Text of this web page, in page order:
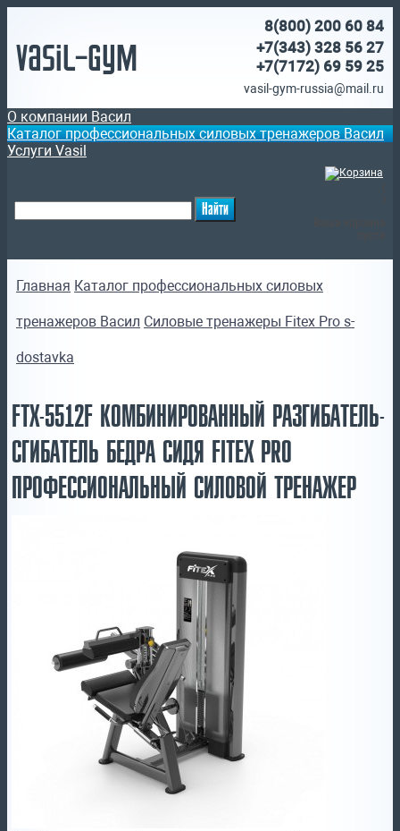
Vasil-Gym
8(800) 200 60 84
+7(343) 328 56 27
+7(7172) 69 59 25
vasil-gym-russia@mail.ru
О компании Васил
Каталог профессиональных силовых тренажеров Васил
Услуги Vasil
Главная Каталог профессиональных силовых
тренажеров Васил Силовые тренажеры Fitex Pro s-
dostavka
FTX-5512F КОМБИНИРОВАННЫЙ РАЗГИБАТЕЛЬ-
СГИБАТЕЛЬ БЕДРА СИДЯ FITEX PRO
ПРОФЕССИОНАЛЬНЫЙ СИЛОВОЙ ТРЕНАЖЕР